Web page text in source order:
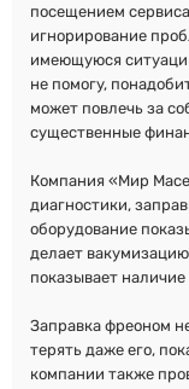
посещением
игнорирование
имеющуюся
не помогу,
может повлечь за
существенные
Компания «Мир
диагностики,
оборудование
делает
показывает наличие
Заправка фреоном
терять даже его,
компании также